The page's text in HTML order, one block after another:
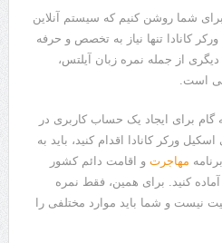
برای شما روشن کنیم که سیستم آنلاین
کانادا تنها نیاز به تخصص و حرفه
دیگری از جمله نمره زبان آیلتس،
است.
گام برای ایجاد یک حساب کاربری در
ورکر کانادا اقدام کنید، باید به
مهاجرتو اقامت دائم کشور
آماده کنید. برای همین، فقط نمره
نیست و شما باید موارد مختلفی را